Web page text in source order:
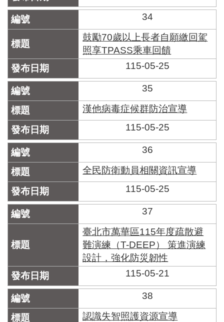
34
鼓勵70歲以上長者自願繳回駕
照享TPASS乘車回饋
115-05-25
35
漢他病毒症候群防治宣導
115-05-25
36
全民防衛動員相關資訊宣導
115-05-25
37
臺北市萬華區115年度疏散避
難演練（T-DEEP） 策進演練
設計，強化防災韌性
115-05-21
38
認識失智照護資源宣導